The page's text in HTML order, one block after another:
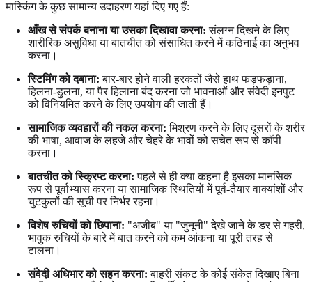
मास्किंग के कुछ सामान्य उदाहरण यहां दिए गए हैं:
आँख से संपर्क बनाना या उसका दिखावा करना: संलग्न दिखने के लिए
शारीरिक असुविधा या बातचीत को संसाधित करने में कठिनाई का अनुभव
करना।
स्टिमिंग को दबाना: बार-बार होने वाली हरकतों जैसे हाथ फड़फड़ाना,
हिलना-डुलना, या पैर हिलाना बंद करना जो भावनाओं और संवेदी इनपुट
को विनियमित करने के लिए उपयोग की जाती हैं।
सामाजिक व्यवहारों की नकल करना: मिश्रण करने के लिए दूसरों के शरीर
की भाषा, आवाज के लहजे और चेहरे के भावों को सचेत रूप से कॉपी
करना।
बातचीत को स्क्रिप्ट करना: पहले से ही क्या कहना है इसका मानसिक
रूप से पूर्वाभ्यास करना या सामाजिक स्थितियों में पूर्व-तैयार वाक्यांशों और
चुटकुलों की सूची पर निर्भर रहना।
विशेष रुचियों को छिपाना: "अजीब" या "जुनूनी" देखे जाने के डर से गहरी,
भावुक रुचियों के बारे में बात करने को कम आंकना या पूरी तरह से
टालना।
संवेदी अधिभार को सहन करना: बाहरी संकट के कोई संकेत दिखाए बिना